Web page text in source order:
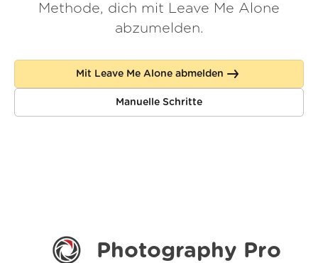
Login
Methode, dich mit Leave Me Alone
abzumelden.
Mit Leave Me Alone abmelden
Manuelle Schritte
Photography Pro